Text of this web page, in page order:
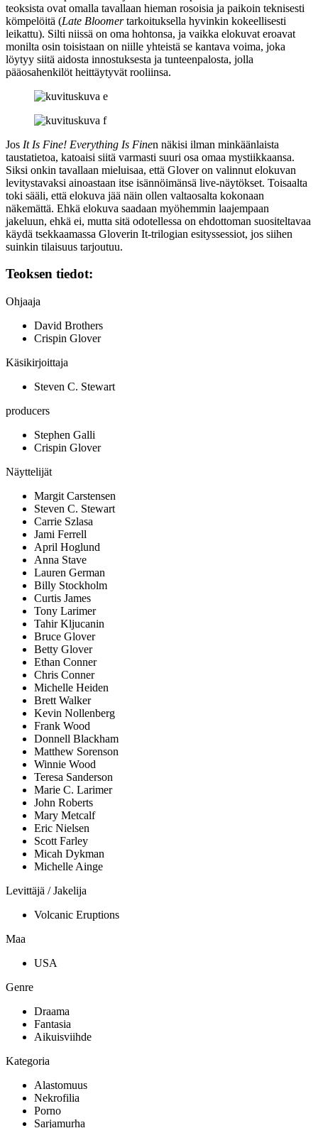
teoksista ovat omalla tavallaan hieman rosoisia ja paikoin teknisesti
kömpelöitä (Late Bloomertarkoituksella hyvinkin kokeellisesti
leikattu). Silti niissä on oma hohtonsa, ja vaikka elokuvat eroavat
monilta osin toisistaan on niille yhteistä se kantava voima, joka
löytyy siitä aidosta innostuksesta ja tunteenpalosta, jolla
pääosahenkilöt heittäytyvät rooliinsa.
Jos It Is Fine! Everything Is Finen näkisi ilman minkäänlaista
taustatietoa, katoaisi siitä varmasti suuri osa omaa mystiikkaansa.
Siksi onkin tavallaan mieluisaa, että Glover on valinnut elokuvan
levitystavaksi ainoastaan itse isännöimänsä live-näytökset. Toisaalta
toki sääli, että elokuva jää näin ollen valtaosalta kokonaan
näkemättä. Ehkä elokuva saadaan myöhemmin laajempaan
jakeluun, ehkä ei, mutta sitä odotellessa on ehdottoman suositeltavaa
käydä tsekkaamassa Gloverin It‑trilogian esityssessiot, jos siihen
suinkin tilaisuus tarjoutuu.
Teoksen tiedot:
Ohjaaja
David Brothers
Crispin Glover
Käsikirjoittaja
Steven C. Stewart
producers
Stephen Galli
Crispin Glover
Näyttelijät
Margit Carstensen
Steven C. Stewart
Carrie Szlasa
Jami Ferrell
April Hoglund
Anna Stave
Lauren German
Billy Stockholm
Curtis James
Tony Larimer
Tahir Kljucanin
Bruce Glover
Betty Glover
Ethan Conner
Chris Conner
Michelle Heiden
Brett Walker
Kevin Nollenberg
Frank Wood
Donnell Blackham
Matthew Sorenson
Winnie Wood
Teresa Sanderson
Marie C. Larimer
John Roberts
Mary Metcalf
Eric Nielsen
Scott Farley
Micah Dykman
Michelle Ainge
Levittäjä / Jakelija
Volcanic Eruptions
Maa
USA
Genre
Draama
Fantasia
Aikuisviihde
Kategoria
Alastomuus
Nekrofilia
Porno
Sarjamurha